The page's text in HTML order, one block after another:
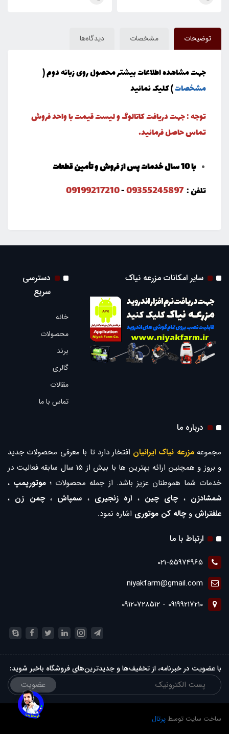
توضیحات مشخصات دیدگاه‌ها
جهت مشاهده اطلاعات بیشتر محصول روی زبانه دوم (
مشخصات) کلیک نمائید
توجه : جهت دریافت کاتالوگ و لیست قیمت با واحد فروش
تماس حاصل فرمائید.
با 10 سال خدمات پس از فروش و تأمین قطعات
تلفن : 09355245897
-
09199217210
سایر امکانات مزرعه نیاک
دسترسی
سریع
خانه
محصولات
برند
گالری
مقالات
تماس با ما
درباره ما
مجموعهمزرعه نیاک ایرانیان افتخار دارد تا با معرفی محصولات جدید
و بروز و همچنین ارائه بهترین ها با بیش از 15 سال سابقه فعالیت در
خدمات شما هموطنان عزیز باشد. از جمله محصولات ؛ موتورپمپ ،
شمشادزن ،چای چین ، اره زنجیری ، سمپاش ،چمن زن ،
علفتراش وچاله کن موتوری اشاره نمود.
ارتباط با ما
021-55974965
niyakfarm@gmail.com
09199217210 - 09120728512
با عضویت در خبرنامه، از تخفیف‌ها و جدیدترین‌های فروشگاه باخبر شوید:
عضویت
ساخت سایت توسطپرتال